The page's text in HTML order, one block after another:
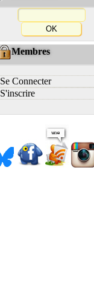
Membres
Se Connecter
S'inscrire